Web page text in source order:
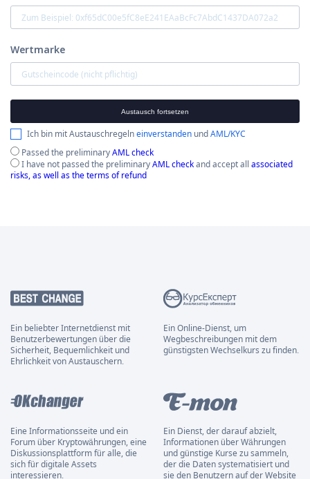
Wertmarke
Austausch fortsetzen
Ich bin mit Austauschregelneinverstanden undAML/KYC
Passed the preliminaryAML check
I have not passed the preliminaryAML checkand accept all associated
risks, as well as the terms of refund
Ein beliebter Internetdienst mit
Benutzerbewertungen über die
Sicherheit, Bequemlichkeit und
Ehrlichkeit von Austauschern.
Ein Online-Dienst, um
Wegbeschreibungen mit dem
günstigsten Wechselkurs zu finden.
Eine Informationsseite und ein
Forum über Kryptowährungen, eine
Diskussionsplattform für alle, die
sich für digitale Assets
interessieren.
Ein Dienst, der darauf abzielt,
Informationen über Währungen
und günstige Kurse zu sammeln,
der die Daten systematisiert und
sie den Benutzern auf der Website